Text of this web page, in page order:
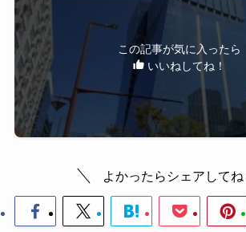
この記事が気に入ったら
いいねしてね！
よかったらシェアしてね